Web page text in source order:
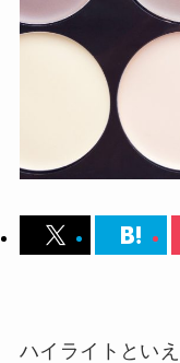
ハイライトとい